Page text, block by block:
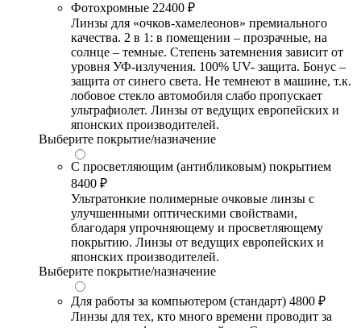
Фотохромные 22400 ₽
Линзы для «очков-хамелеонов» премиального
качества. 2 в 1: в помещении – прозрачные, на
солнце – темные. Степень затемнения зависит от
уровня УФ-излучения. 100% UV- защита. Бонус –
защита от синего света. Не темнеют в машине, т.к.
лобовое стекло автомобиля слабо пропускает
ультрафиолет. Линзы от ведущих европейских и
японских производителей.
Выберите покрытие/назначение
С просветляющим (антибликовым) покрытием
8400 ₽
Ультратонкие полимерные очковые линзы с
улучшенными оптическими свойствами,
благодаря упрочняющему и просветляющему
покрытию. Линзы от ведущих европейских и
японских производителей.
Выберите покрытие/назначение
Для работы за компьютером (стандарт) 4800 ₽
Линзы для тех, кто много времени проводит за